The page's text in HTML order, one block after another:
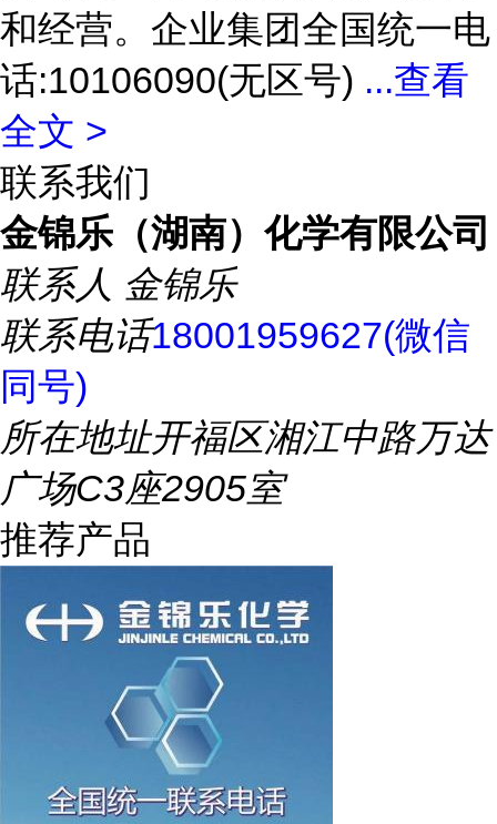
和经营。企业集团全国统一电
话:10106090(无区号) ...查看
全文 >
联系我们
金锦乐（湖南）化学有限公司
联系人 金锦乐
联系电话18001959627(微信
同号)
所在地址开福区湘江中路万达
广场C3座2905室
推荐产品